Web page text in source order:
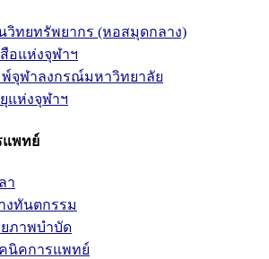
วิทยทรัพยากร (หอสมุดกลาง)
อแห่งจุฬาฯ
จุฬาลงกรณ์มหาวิทยาลัย
แห่งจุฬาฯ
แพทย์
า
งทันตกรรม
ภาพบำบัด
นิคการแพทย์